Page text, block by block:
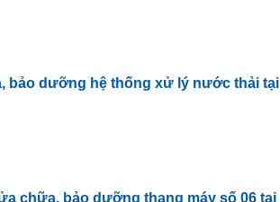
bảo dưỡng hệ thống xử lý nước thải tại
chữa, bảo dưỡng thang máy số 06 tại